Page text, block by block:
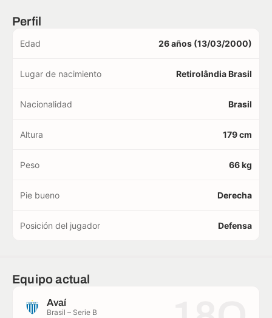
Perfil
Edad 26 años (13/03/2000)
Lugar de nacimiento Retirolândia Brasil
Nacionalidad Brasil
Altura 179 cm
Peso 66 kg
Pie bueno Derecha
Posición del jugador Defensa
Equipo actual
Avaí
Brasil – Serie B